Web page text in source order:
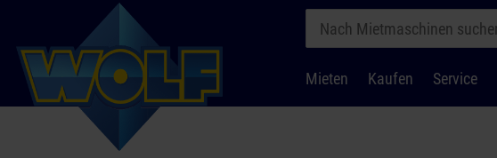
Mieten Kaufen Service